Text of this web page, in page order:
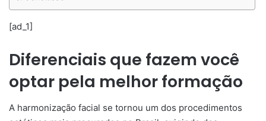
[ad_1]
Diferenciais que fazem você
optar pela melhor formação
A harmonização facial se tornou um dos procedimentos